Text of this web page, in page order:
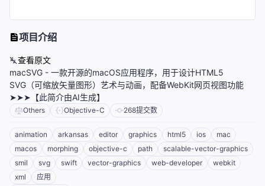
项目介绍
查看原文
macSVG - 一款开源的macOS应用程序，用于设计HTML5
SVG（可缩放矢量图形）艺术与动画，配备WebKit网页视图功能
➤➤➤【此简介由AI生成】
Others Objective-C 268提交数
animation arkansas editor graphics html5 ios
mac
macos
morphing objective-c path
scalable-vector-graphics
smil
svg swift vector-graphics web-developer
webkit
xml
应用